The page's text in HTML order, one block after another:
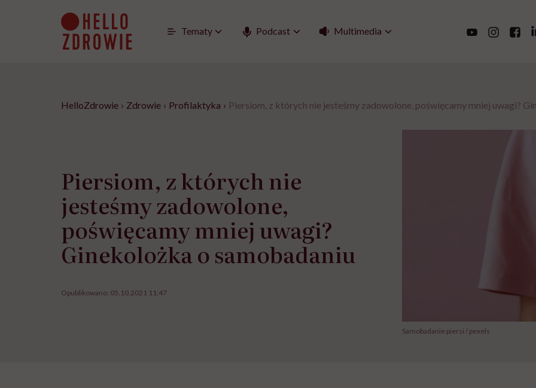
Tematy Podcast Multimedia
HelloZdrowie › Zdrowie › Profilaktyka › Piersiom, z których nie jesteśmy zadowolone, poświęcamy mniej uwagi?
Piersiom, z których nie
jesteśmy zadowolone,
poświęcamy mniej uwagi?
Ginekolożka o samobadaniu
Opublikowano: 05.10.2021 11:47
Samobadanie piersi / pexels